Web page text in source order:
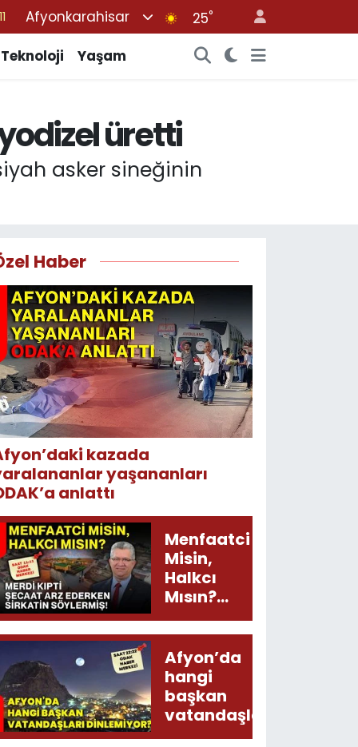
Afyonkarahisar 25°
Teknoloji Yaşam
üretti
asker sineğinin
Haber
kazada
yaşananları
anlattı
Menfaatci
Misin,
Halkcı
Mısın?
Merdi
Kıpti
Şecaat
Arz
Ederken
Sirkatin
Söylermiş!
Afyon’da
hangi
başkan
vatandaşları
dinlemiyor?